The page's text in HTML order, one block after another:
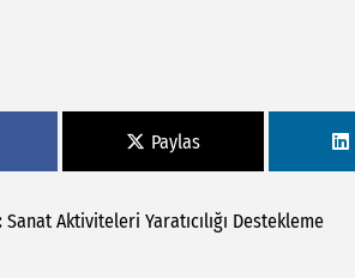
Paylas
Sanat Aktiviteleri Yaratıcılığı Destekleme